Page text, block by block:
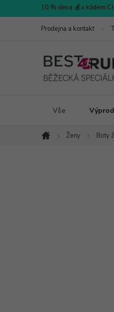
na
10 % sleva 💰 s kódem
Prodejna a kontakt
Vše
Domů
Ženy Boty